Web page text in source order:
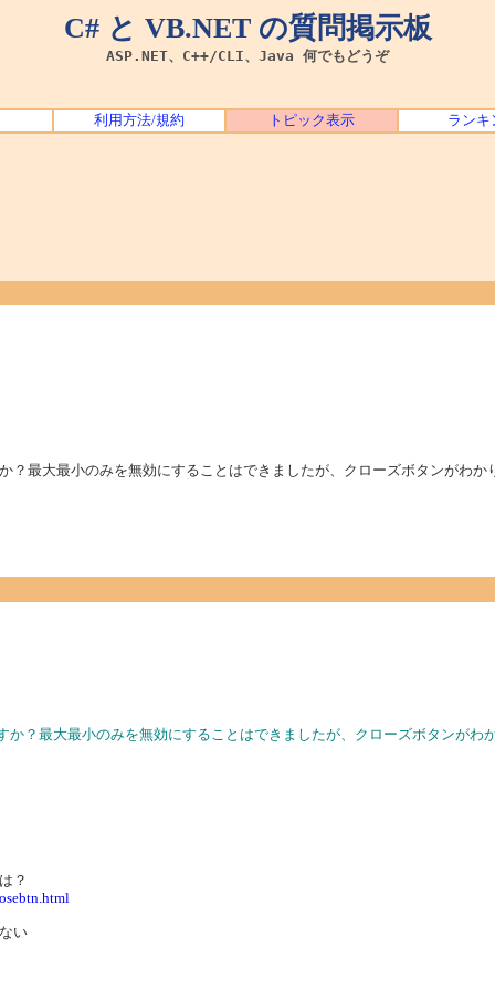
C# と VB.NET の質問掲示板
ASP.NET、C++/CLI、Java 何でもどうぞ
利用方法/規約 トピック表示 ランキ
？最大最小のみを無効にすることはできましたが、クローズボタンがわか
？最大最小のみを無効にすることはできましたが、クローズボタンがわ
？
い